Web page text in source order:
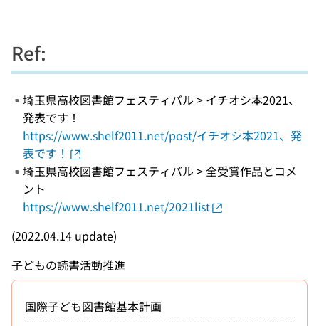
Ref:
埼玉県高校図書館フェスティバル > イチオシ本2021、
発表です！
https://www.shelf2011.net/post/イチオシ本2021、発
表です！
埼玉県高校図書館フェスティバル > 全受賞作品とコメ
ント
https://www.shelf2011.net/2021list
(2022.04.14 update)
子どもの読書活動推進
国際子ども図書館基本計画